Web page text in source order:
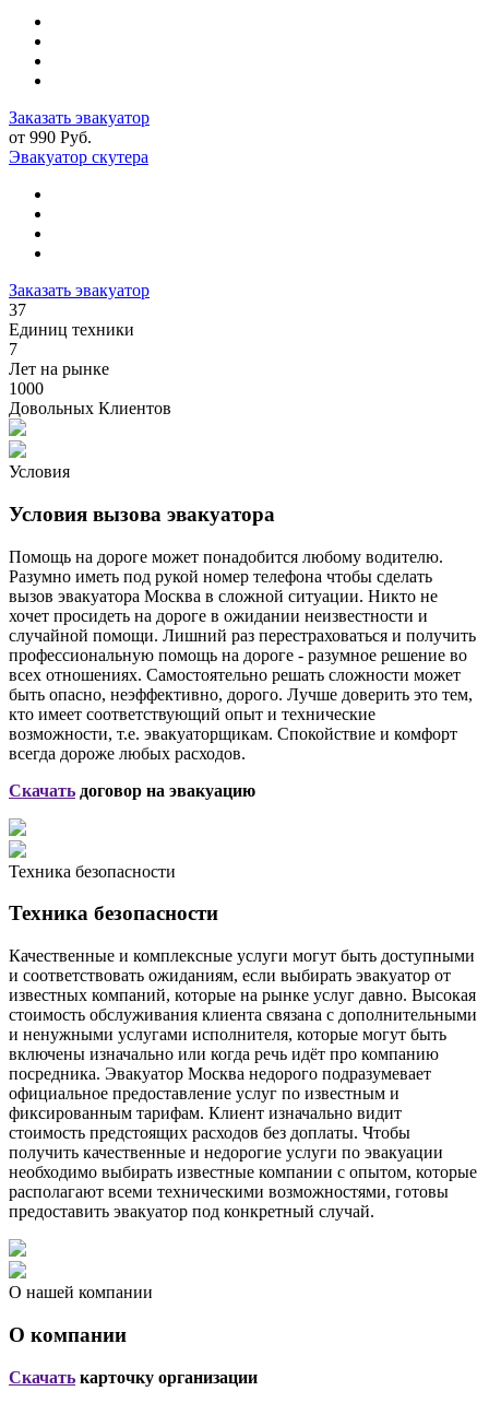
Заказать эвакуатор
от 990 Руб.
Эвакуатор скутера
Заказать эвакуатор
37
Единиц техники
7
Лет на рынке
1000
Довольных Клиентов
Условия
Условия вызова эвакуатора
Помощь на дороге может понадобится любому водителю.
Разумно иметь под рукой номер телефона чтобы сделать
вызов эвакуатора Москва в сложной ситуации. Никто не
хочет просидеть на дороге в ожидании неизвестности и
случайной помощи. Лишний раз перестраховаться и получить
профессиональную помощь на дороге - разумное решение во
всех отношениях. Самостоятельно решать сложности может
быть опасно, неэффективно, дорого. Лучше доверить это тем,
кто имеет соответствующий опыт и технические
возможности, т.е. эвакуаторщикам. Спокойствие и комфорт
всегда дороже любых расходов.
Скачать договор на эвакуацию
Техника безопасности
Техника безопасности
Качественные и комплексные услуги могут быть доступными
и соответствовать ожиданиям, если выбирать эвакуатор от
известных компаний, которые на рынке услуг давно. Высокая
стоимость обслуживания клиента связана с дополнительными
и ненужными услугами исполнителя, которые могут быть
включены изначально или когда речь идёт про компанию
посредника. Эвакуатор Москва недорого подразумевает
официальное предоставление услуг по известным и
фиксированным тарифам. Клиент изначально видит
стоимость предстоящих расходов без доплаты. Чтобы
получить качественные и недорогие услуги по эвакуации
необходимо выбирать известные компании с опытом, которые
располагают всеми техническими возможностями, готовы
предоставить эвакуатор под конкретный случай.
О нашей компании
О компании
Скачать карточку организации